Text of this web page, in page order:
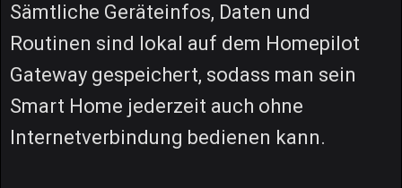
Sämtliche Geräteinfos, Daten und
Routinen sind lokal auf dem Homepilot
Gateway gespeichert, sodass man sein
Smart Home jederzeit auch ohne
Internetverbindung bedienen kann.